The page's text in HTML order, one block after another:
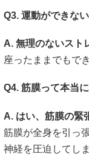
Q3. 運動ができな
A. 無理のないスト
座ったままでもで
Q4. 筋膜って本当
A. はい、筋膜の緊
筋膜が全身を引っ
神経を圧迫してし